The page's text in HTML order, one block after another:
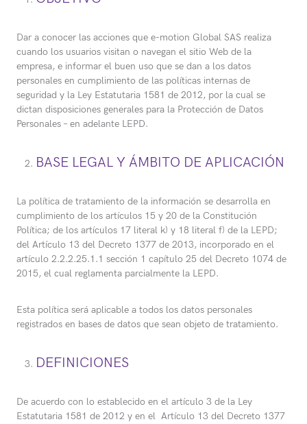
Dar a conocer las acciones que e-motion Global SAS realiza
cuando los usuarios visitan o navegan el sitio Web de la
empresa, e informar el buen uso que se dan a los datos
personales en cumplimiento de las políticas internas de
seguridad y la Ley Estatutaria 1581 de 2012, por la cual se
dictan disposiciones generales para la Protección de Datos
Personales – en adelante LEPD.
BASE LEGAL Y ÁMBITO DE APLICACIÓN
La política de tratamiento de la información se desarrolla en
cumplimiento de los artículos 15 y 20 de la Constitución
Política; de los artículos 17 literal k) y 18 literal f) de la LEPD;
del Artículo 13 del Decreto 1377 de 2013, incorporado en el
artículo 2.2.2.25.1.1 sección 1 capítulo 25 del Decreto 1074 de
2015, el cual reglamenta parcialmente la LEPD.
Esta política será aplicable a todos los datos personales
registrados en bases de datos que sean objeto de tratamiento.
DEFINICIONES
De acuerdo con lo establecido en el artículo 3 de la Ley
Estatutaria 1581 de 2012 y en el Artículo 13 del Decreto 1377